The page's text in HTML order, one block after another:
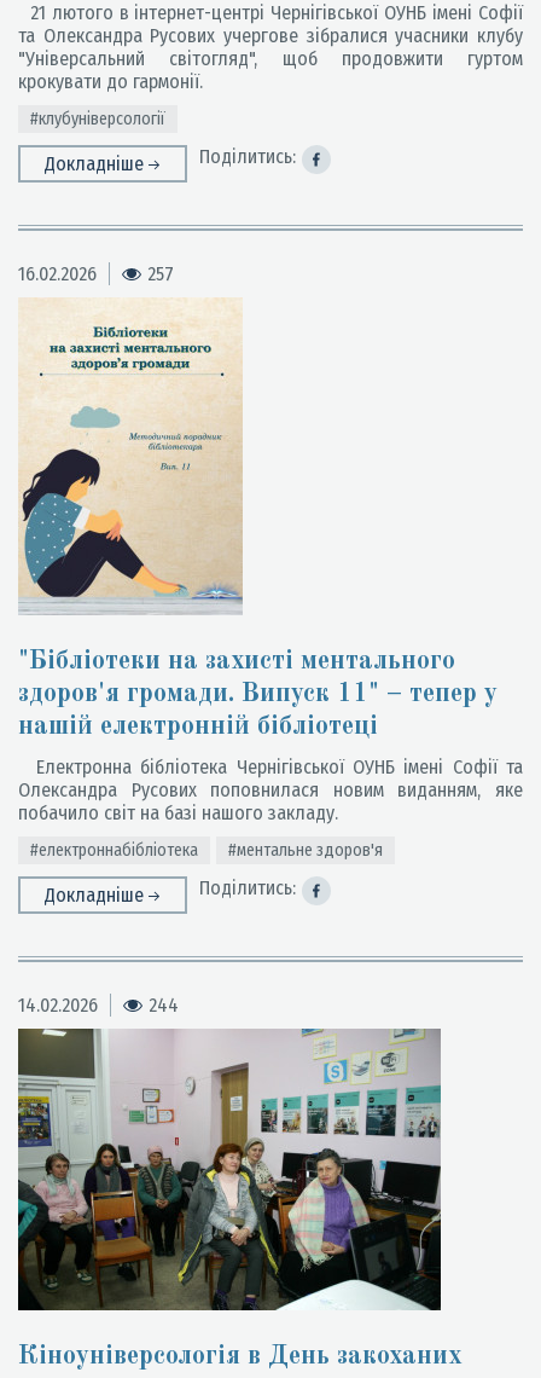
21 лютого в інтернет-центрі Чернігівської ОУНБ імені Софії
та Олександра Русових учергове зібралися учасники клубу
"Універсальний світогляд", щоб продовжити гуртом
крокувати до гармонії.
#клубуніверсології
Докладніше Поділитись:
16.02.2026 257
"Бібліотеки на захисті ментального
здоров'я громади. Випуск 11" – тепер у
нашій електронній бібліотеці
Електронна бібліотека Чернігівської ОУНБ імені Софії та
Олександра Русових поповнилася новим виданням, яке
побачило світ на базі нашого закладу.
#електроннабібліотека #ментальне здоров'я
Докладніше Поділитись:
14.02.2026 244
Кіноуніверсологія в День закоханих